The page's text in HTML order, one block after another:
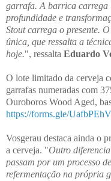
garrafa. A barrica carrega
profundidade e
Stout carrega o presente.
única, que ressalta a
hoje.", ressalta Eduardo
O lote limitado da cerveja
garrafas numeradas com
Ouroboros Wood Aged,
https://forms.gle/
Vosgerau destaca ainda o
a cerveja. "Outro
passam por um processo
refermentação na própria